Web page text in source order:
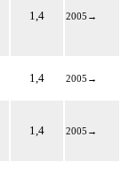
1,4 2005 →
1,4 2005 →
1,4 2005 →